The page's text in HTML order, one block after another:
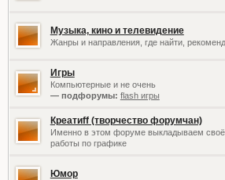
Музыка, кино и телевидение
Жанры и направления, где найти,
Игры
Компьютерные и не очень
— подфорумы: flash игры
Креатиff (творчество форумчан)
Именно в этом форуме выкладываем своё
работы по графике
Юмор